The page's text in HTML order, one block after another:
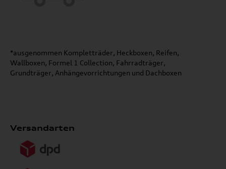
*ausgenommen Kompletträder, Heckboxen, Reifen,
Wallboxen, Formel 1 Collection, Fahrradträger,
Grundträger, Anhängevorrichtungen und Dachboxen
Versandarten